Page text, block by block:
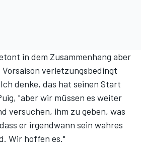
in dem Zusammenhang aber
verletzungsbedingt
denke, das hat seinen Start
"aber wir müssen es weiter
versuchen, ihm zu geben, was
er irgendwann sein wahres
Wir hoffen es."